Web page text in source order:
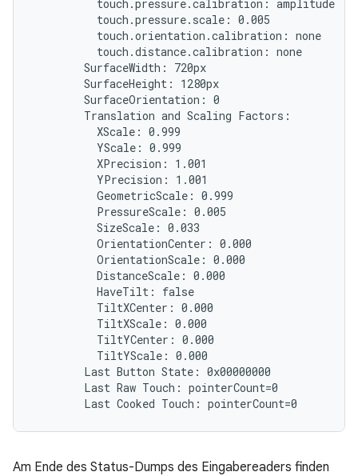
          touch.pressure.calibration: amplitude
          touch.pressure.scale: 0.005
          touch.orientation.calibration: none
          touch.distance.calibration: none
        SurfaceWidth: 720px
        SurfaceHeight: 1280px
        SurfaceOrientation: 0
        Translation and Scaling Factors:
          XScale: 0.999
          YScale: 0.999
          XPrecision: 1.001
          YPrecision: 1.001
          GeometricScale: 0.999
          PressureScale: 0.005
          SizeScale: 0.033
          OrientationCenter: 0.000
          OrientationScale: 0.000
          DistanceScale: 0.000
          HaveTilt: false
          TiltXCenter: 0.000
          TiltXScale: 0.000
          TiltYCenter: 0.000
          TiltYScale: 0.000
        Last Button State: 0x00000000
        Last Raw Touch: pointerCount=0
Am Ende des Status-Dumps des Eingabereaders finden